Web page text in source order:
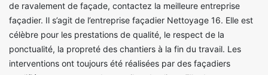
de ravalement de façade, contactez la meilleure entreprise
façadier. Il s’agit de l’entreprise façadier Nettoyage 16. Elle est
célèbre pour les prestations de qualité, le respect de la
ponctualité, la propreté des chantiers à la fin du travail. Les
interventions ont toujours été réalisées par des façadiers